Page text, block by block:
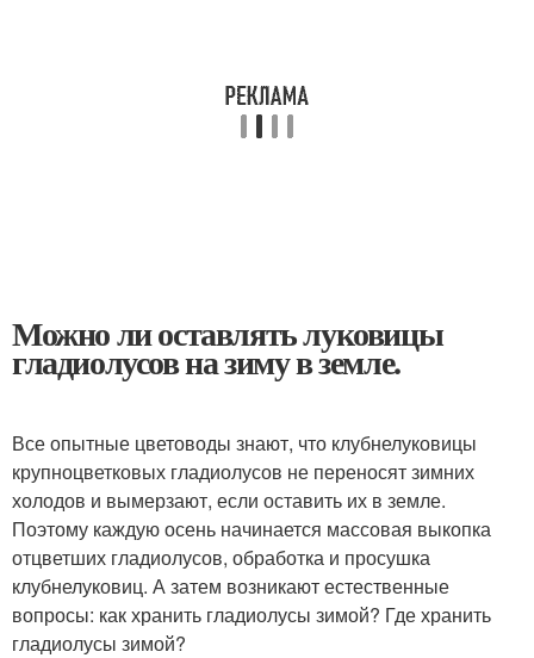
Можно ли оставлять луковицы
гладиолусов на зиму в земле.
Все опытные цветоводы знают, что клубнелуковицы
крупноцветковых гладиолусов не переносят зимних
холодов и вымерзают, если оставить их в земле.
Поэтому каждую осень начинается массовая выкопка
отцветших гладиолусов, обработка и просушка
клубнелуковиц. А затем возникают естественные
вопросы: как хранить гладиолусы зимой? Где хранить
гладиолусы зимой?